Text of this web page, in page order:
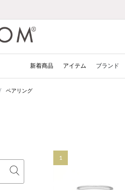
新着商品 アイテム ブランド
ペアリング
1